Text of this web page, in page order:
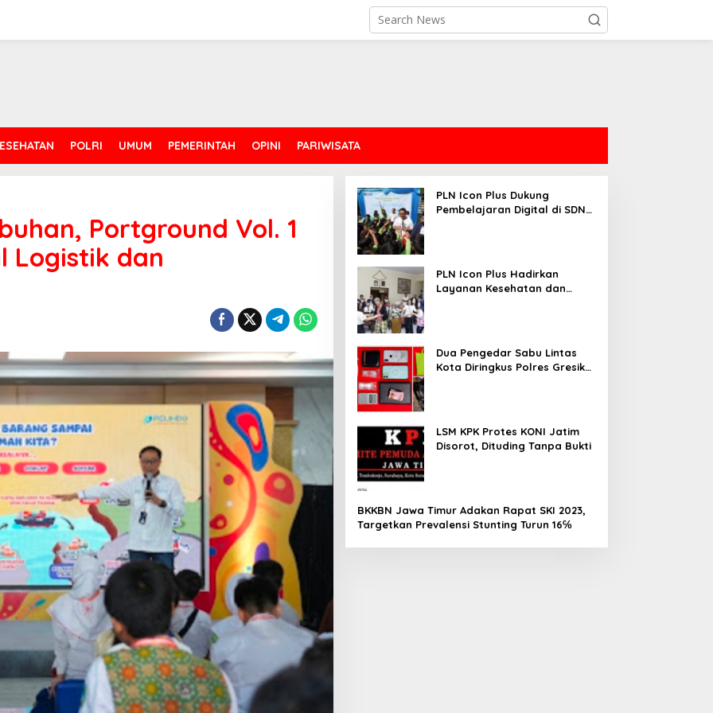
POLRI UMUM PEMERINTAH OPINI PARIWISATA
Portground Vol. 1
Logistik dan
PLN Icon Plus Dukung
Pembelajaran Digital di SDN
PLN Icon Plus Hadirkan
Layanan Kesehatan dan
Dua Pengedar Sabu Lintas
Kota Diringkus Polres Gresik
LSM KPK Protes KONI Jatim
Disorot, Dituding Tanpa Bukti
BKKBN Jawa Timur Adakan Rapat SKI 2023,
Targetkan Prevalensi Stunting Turun 16℅